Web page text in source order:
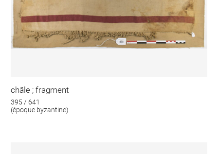
châle ; fragment
395 / 641
(époque byzantine)